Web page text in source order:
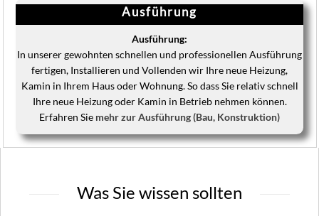
Ausführung
Ausführung:
In unserer gewohnten schnellen und professionellen Ausführung
fertigen, Installieren und Vollenden wir Ihre neue Heizung,
Kamin in Ihrem Haus oder Wohnung. So dass Sie relativ schnell
Ihre neue Heizung oder Kamin in Betrieb nehmen können.
Erfahren Sie mehr zur Ausführung (Bau, Konstruktion)
Was Sie wissen sollten